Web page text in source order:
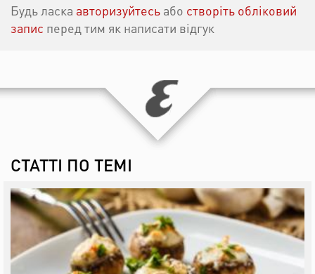
Будь ласка авторизуйтесь або створіть обліковий
запис перед тим як написати відгук
СТАТТІ ПО ТЕМІ